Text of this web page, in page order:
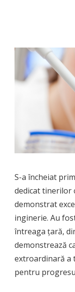
S-a încheiat
dedicat tinerilor
demonstrat
inginerie. Au
întreaga țară,
demonstrează
extroardinară a
pentru